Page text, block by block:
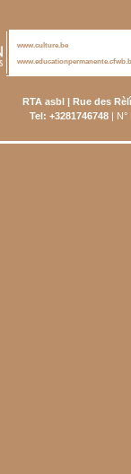
www.culture.be
RTA asbl | Rue des
Tel: +3281746748| N°